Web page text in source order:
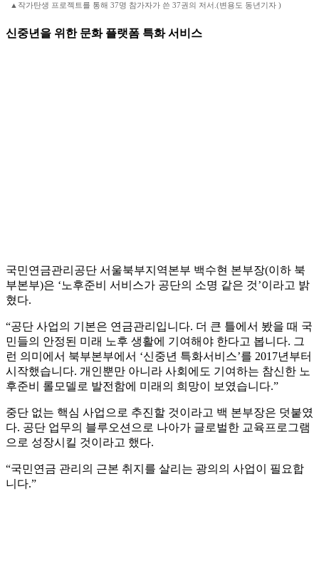
▲작가탄생 프로젝트를 통해 37명 참가자가 쓴 37권의 저서.(변용도 동년기자 )
신중년을 위한 문화 플랫폼 특화 서비스
국민연금관리공단 서울북부지역본부 백수현 본부장(이하 북
부본부)은 ‘노후준비 서비스가 공단의 소명 같은 것’이라고 밝
혔다.
“공단 사업의 기본은 연금관리입니다. 더 큰 틀에서 봤을 때 국
민들의 안정된 미래 노후 생활에 기여해야 한다고 봅니다. 그
런 의미에서 북부본부에서 ‘신중년 특화서비스’를 2017년부터
시작했습니다. 개인뿐만 아니라 사회에도 기여하는 참신한 노
후준비 롤모델로 발전함에 미래의 희망이 보였습니다.”
중단 없는 핵심 사업으로 추진할 것이라고 백 본부장은 덧붙였
다. 공단 업무의 블루오션으로 나아가 글로벌한 교육프로그램
으로 성장시킬 것이라고 했다.
“국민연금 관리의 근본 취지를 살리는 광의의 사업이 필요합
니다.”